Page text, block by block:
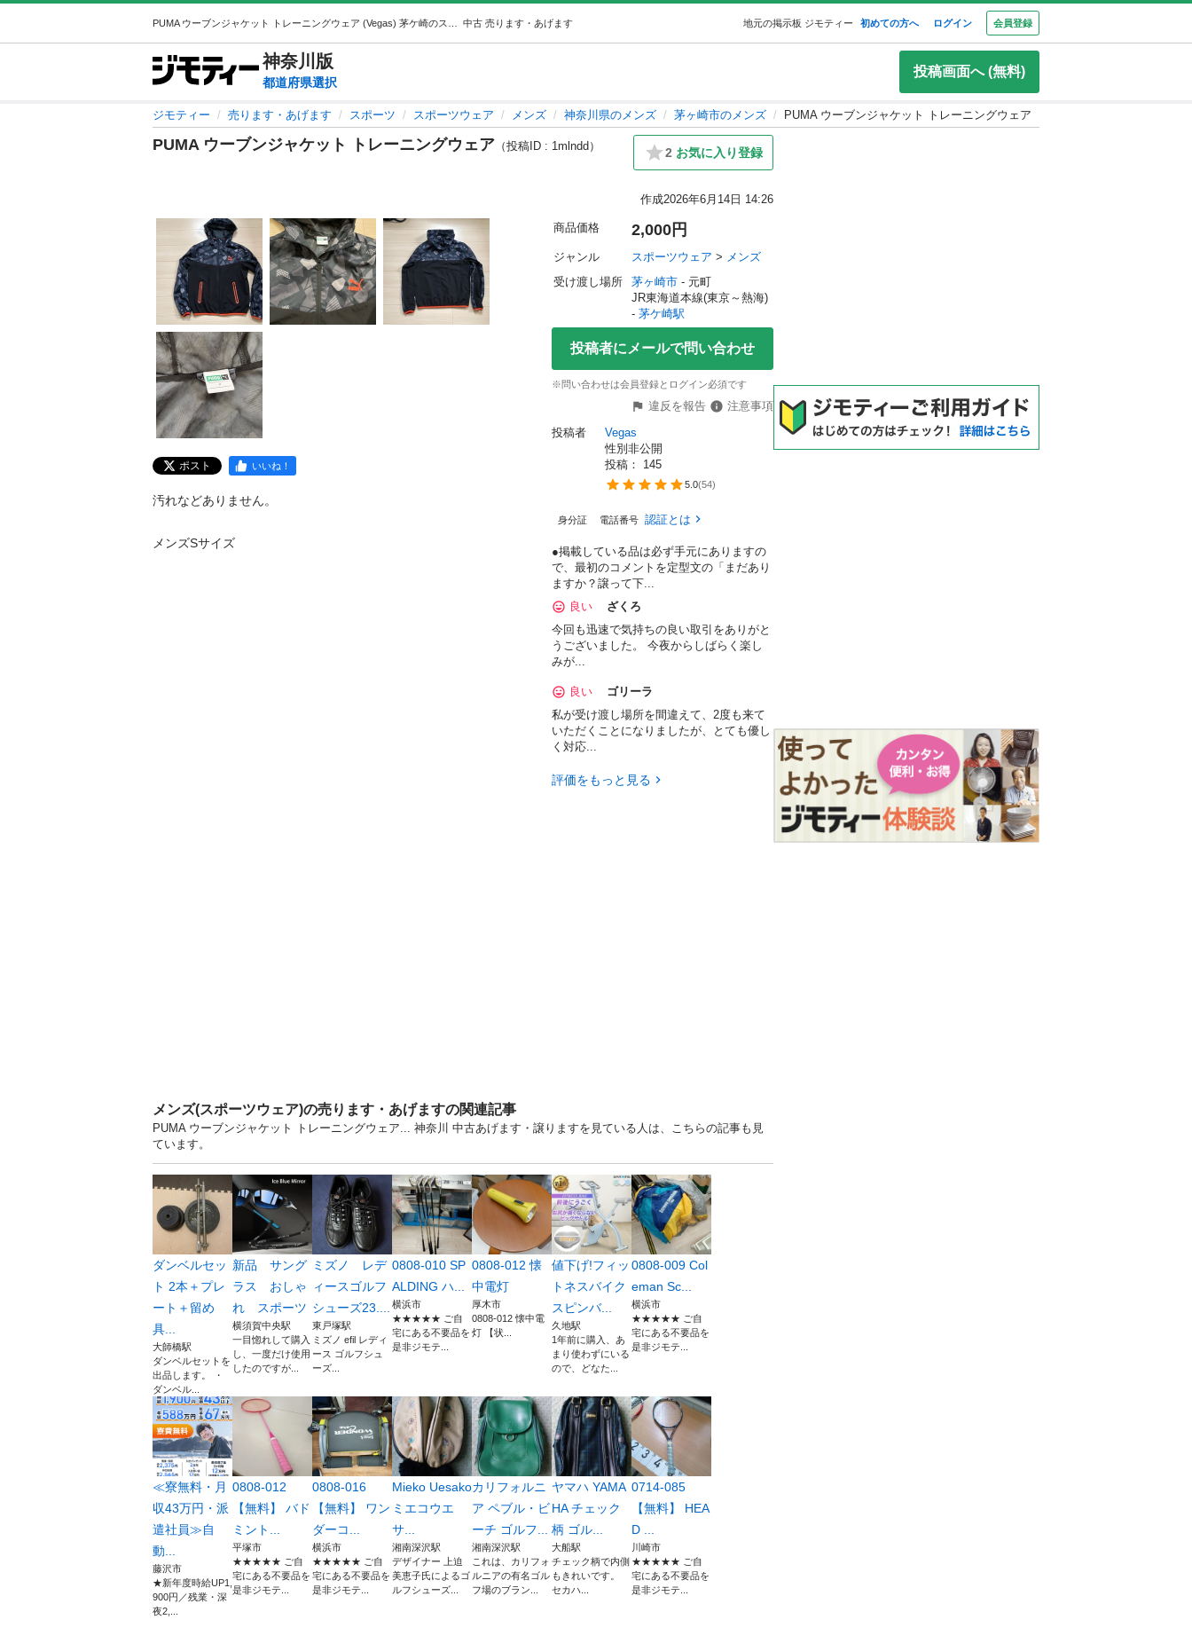
中古 売ります・あげます 地元の掲示板 ジモティー 初めての方へ ログイン 会員登録
神奈川 版
都道府県選択
投稿画面へ (無料)
ジモティー 売ります・あげます スポーツ スポーツウェア メンズ 神奈川県のメンズ 茅ヶ崎市のメンズ PUMA ウーブンジャケット トレーニングウェア
PUMA ウーブンジャケット トレーニングウェア （投稿ID : 1mlndd） 2 お気に入り登録
作成2026年6月14日 14:26
ポスト いいね！
汚れなどありません。
メンズSサイズ
商品価格 2,000円
ジャンル スポーツウェア > メンズ
受け渡し場所
茅ヶ崎市 - 元町
JR東海道本線(東京～熱海)
- 茅ケ崎駅
投稿者にメールで問い合わせ
※問い合わせは会員登録とログイン必須です
違反を報告
注意事項
投稿者
Vegas
性別非公開
投稿： 145
5.0(54)
身分証 電話番号 認証とは
●掲載している品は必ず手元にありますの
で、最初のコメントを定型文の「まだあり
ますか？譲って下...
良い
ざくろ
今回も迅速で気持ちの良い取引をありがと
うございました。 今夜からしばらく楽し
みが...
良い
ゴリーラ
私が受け渡し場所を間違えて、2度も来て
いただくことになりましたが、とても優し
く対応...
評価をもっと見る
メンズ(スポーツウェア)の売ります・あげますの関連記事
PUMA ウーブンジャケット トレーニングウェア... 神奈川 中古あげます・譲りますを見ている人は、こちらの記事も見
ています。
ダンベルセッ
ト 2本＋プレ
ート＋留め
具...
大師橋駅
ダンベルセットを
出品します。 ・
ダンベル...
新品 サング
ラス おしゃ
れ スポーツ
横須賀中央駅
一目惚れして購入
し、一度だけ使用
したのですが...
ミズノ レデ
ィースゴルフ
シューズ23....
東戸塚駅
ミズノ efil レディ
ース ゴルフシュ
ーズ...
0808-010 SP
ALDING ハ...
横浜市
★★★★★ ご自
宅にある不要品を
是非ジモテ...
0808-012 懐
中電灯
厚木市
0808-012 懐中電
灯 【状...
値下げ!フィッ
トネスバイク
スピンバ...
久地駅
1年前に購入、あ
まり使わずにいる
ので、どなた...
0808-009 Col
eman Sc...
横浜市
★★★★★ ご自
宅にある不要品を
是非ジモテ...
≪寮無料・月
収43万円・派
遣社員≫自
動...
藤沢市
★新年度時給UP1,
900円／残業・深
夜2,...
0808-012
【無料】 バド
ミント...
平塚市
★★★★★ ご自
宅にある不要品を
是非ジモテ...
0808-016
【無料】 ワン
ダーコ...
横浜市
★★★★★ ご自
宅にある不要品を
是非ジモテ...
Mieko Uesako
ミエコウエ
サ...
湘南深沢駅
デザイナー 上迫
美恵子氏によるゴ
ルフシューズ...
カリフォルニ
ア ペブル・ビ
ーチ ゴルフ...
湘南深沢駅
これは、カリフォ
ルニアの有名ゴル
フ場のブラン...
ヤマハ YAMA
HA チェック
柄 ゴル...
大船駅
チェック柄で内側
もきれいです。
セカハ...
0714-085
【無料】 HEA
D ...
川崎市
★★★★★ ご自
宅にある不要品を
是非ジモテ...